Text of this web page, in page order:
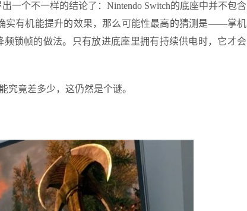
一个不一样的结论了：Nintendo Switch的底座中并不包含
实有机能提升的效果，那么可能性最高的猜测是——掌机
锁帧的做法。只有放进底座里拥有持续供电时，它才会
究竟差多少，这仍然是个谜。